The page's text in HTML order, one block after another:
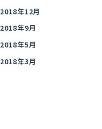
2018年12月
2018年9月
2018年5月
2018年3月